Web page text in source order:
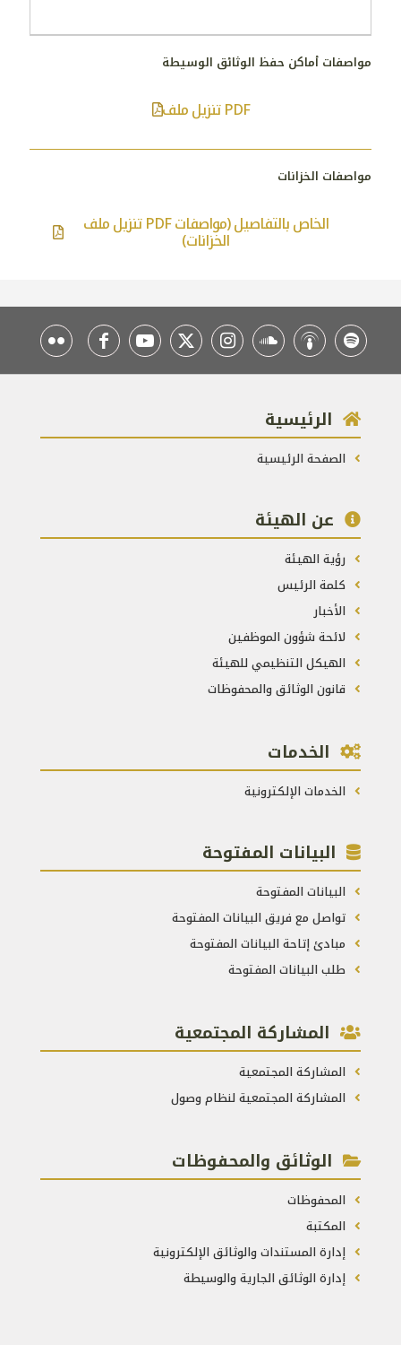
مواصفات أماكن حفظ الوثائق الوسيطة
تنزيل ملف PDF
مواصفات الخزانات
تنزيل ملف PDF الخاص بالتفاصيل (مواصفات
الخزانات)
الرئيسية
الصفحة الرئيسية
عن الهيئة
رؤية الهيئة
كلمة الرئيس
الأخبار
لائحة شؤون الموظفين
الهيكل التنظيمي للهيئة
قانون الوثائق والمحفوظات
الخدمات
الخدمات الإلكترونية
البيانات المفتوحة
البيانات المفتوحة
تواصل مع فريق البيانات المفتوحة
مبادئ إتاحة البيانات المفتوحة
طلب البيانات المفتوحة
المشاركة المجتمعية
المشاركة المجتمعية
المشاركة المجتمعية لنظام وصول
الوثائق والمحفوظات
المحفوظات
المكتبة
إدارة المستندات والوثائق الإلكترونية
إدارة الوثائق الجارية والوسيطة